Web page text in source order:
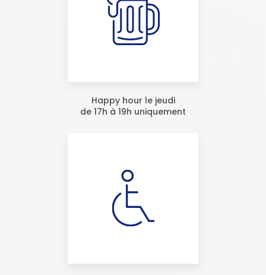
Happy hour le jeudi
de 17h à 19h uniquement